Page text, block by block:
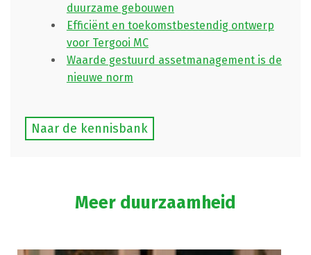
duurzame gebouwen
Efficiënt en toekomstbestendig ontwerp
voor Tergooi MC
Waarde gestuurd assetmanagement is de
nieuwe norm
Naar de kennisbank
Meer duurzaamheid